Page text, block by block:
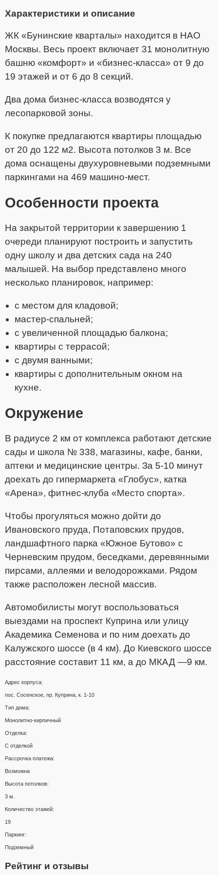
Характеристики и описание
ЖК «Бунинские кварталы» находится в НАО
Москвы. Весь проект включает 31 монолитную
башню «комфорт» и «бизнес-класса» от 9 до
19 этажей и от 6 до 8 секций.
Два дома бизнес-класса возводятся у
лесопарковой зоны.
К покупке предлагаются квартиры площадью
от 20 до 122 м2. Высота потолков 3 м. Все
дома оснащены двухуровневыми подземными
паркингами на 469 машино-мест.
Особенности проекта
На закрытой территории к завершению 1
очереди планируют построить и запустить
одну школу и два детских сада на 240
малышей. На выбор представлено много
несколько планировок, например:
с местом для кладовой;
мастер-спальней;
с увеличенной площадью балкона;
квартиры с террасой;
с двумя ванными;
квартиры с дополнительным окном на
кухне.
Окружение
В радиусе 2 км от комплекса работают детские
сады и школа № 338, магазины, кафе, банки,
аптеки и медицинские центры. За 5-10 минут
доехать до гипермаркета «Глобус», катка
«Арена», фитнес-клуба «Место спорта».
Чтобы прогуляться можно дойти до
Ивановского пруда, Потаповских прудов,
ландшафтного парка «Южное Бутово» с
Черневским прудом, беседками, деревянными
пирсами, аллеями и велодорожками. Рядом
также расположен лесной массив.
Автомобилисты могут воспользоваться
выездами на проспект Куприна или улицу
Академика Семенова и по ним доехать до
Калужского шоссе (в 4 км). До Киевского шоссе
расстояние составит 11 км, а до МКАД —9 км.
Адрес корпуса:
пос. Сосенское, пр. Куприна, к. 1-10
Тип дома:
Монолитно-кирпичный
Отделка:
С отделкой
Рассрочка платежа:
Возможна
Высота потолков:
3 м.
Количество этажей:
19
Паркинг:
Подземный
Рейтинг и отзывы